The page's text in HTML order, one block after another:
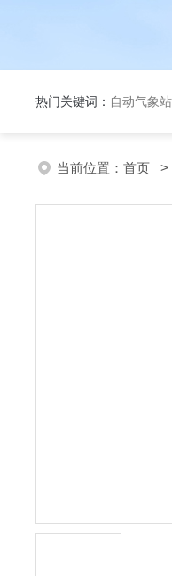
热门关键词： 自动气象
当前位置： 首页 >